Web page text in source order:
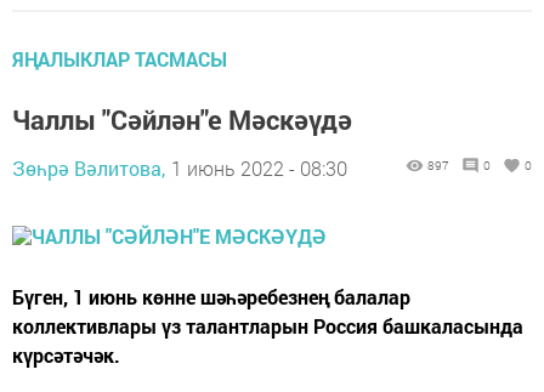
ЯҢАЛЫКЛАР ТАСМАСЫ
Чаллы "Сәйлән"е Мәскәүдә
Зөһрә Вәлитова, 1 июнь 2022 - 08:30 897 0 0
Бүген, 1 июнь көнне шәһәребезнең балалар
коллективлары үз талантларын Россия башкаласында
күрсәтәчәк.